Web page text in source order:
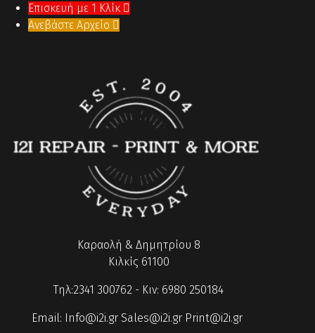
Επισκευή με 1 Κλίκ 
Ανεβάστε Αρχείο 
Καραολή & Δημητρίου 8
Κιλκίς 61100
Τηλ:2341 300762 - Κιν: 6980 250184
Email: Info@i2i.gr Sales@i2i.gr Print@i2i.gr